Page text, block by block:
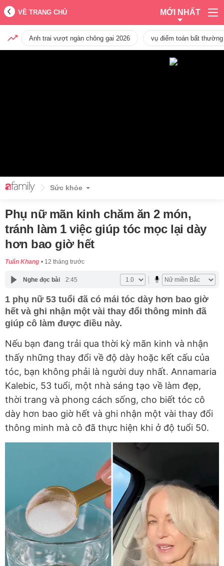
VỀ TRANG CHỦ MỚI NHẤT
Anh trai vượt ngàn chông gai 2026 vụ điểm toán bất
Sức khỏe
Phụ nữ mãn kinh chăm ăn 2 món,
tránh làm 1 việc giúp tóc mọc lại dày
hơn bao giờ hết
Tuấn Khang 12 tháng trước
Nghe đọc bài 2:45
1 phụ nữ 53 tuổi đã có mái tóc dày hơn bao giờ
hết và ghi nhận một vài thay đổi thông minh đã
giúp cô làm được điều này.
Nếu bạn đang trải qua thời kỳ mãn kinh và nhận
thấy những thay đổi về độ dày hoặc kết cấu của
tóc, bạn không phải là người duy nhất. Annamaria
Kalebic, 53 tuổi, một nhà sáng tạo về làm đẹp,
thời trang và phong cách sống, cho biết tóc cô
dày hơn bao giờ hết và ghi nhận một vài thay đổi
thông minh mà cô đã thực hiện khi ở độ tuổi 50.